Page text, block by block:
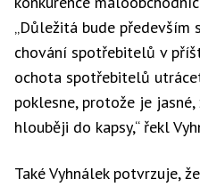
„Důležitá bude
chování spotřebitelů v
ochota spotřebitelů
poklesne, protože je
hlouběji do kapsy,“ řekl
Také Vyhnálek potvrzuje,